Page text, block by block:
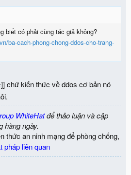
biết có phải cùng tác giả không?
ba-cach-phong-chong-ddos-cho-trang-
chứ kiến thức về ddos cơ bản nó
WhiteHatđể thảo luận và cập
hàng ngày.
thức an ninh mạng để phòng chống,
pháp liên quan